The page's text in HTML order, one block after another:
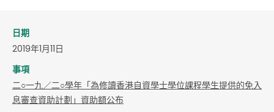
日期
2019年1月11日
事項
二○一九／二○學年「為修讀香港自資學士學位課程學生提供的免入
息審查資助計劃」資助額公布